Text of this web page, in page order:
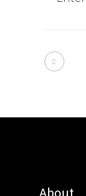
About